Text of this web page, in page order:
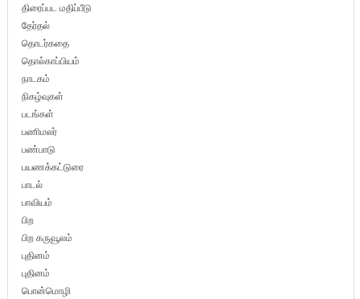
திரைப்பட மதிப்பீடு
தேர்தல்
தொடர்கதை
தொல்காப்பியம்
நாடகம்
நிகழ்வுகள்
படங்கள்
பணிமலர்
பண்பாடு
பயணக்கட்டுரை
பாடல்
பாவியம்
பிற
பிற கருவூலம்
புதினம்
புதினம்
பொன்மொழி